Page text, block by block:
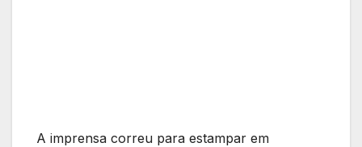
A imprensa correu para estampar em